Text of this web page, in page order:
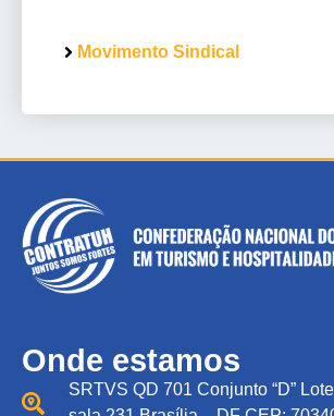
Movimento Sindical
Onde estamos
SRTVS QD 701 Conjunto “D”